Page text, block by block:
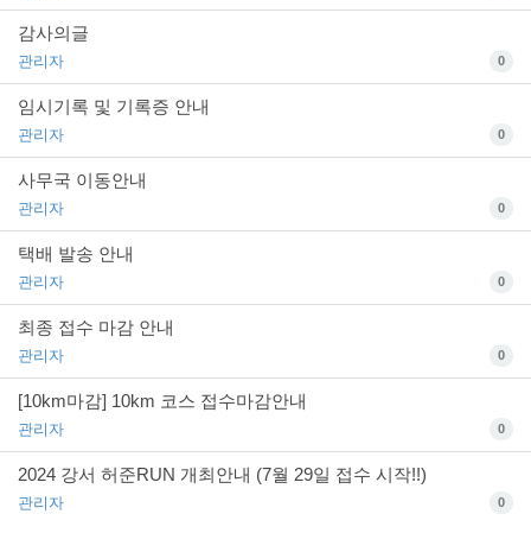
감사의글
관리자 0
임시기록 및 기록증 안내
관리자 0
사무국 이동안내
관리자 0
택배 발송 안내
관리자 0
최종 접수 마감 안내
관리자 0
[10km마감] 10km 코스 접수마감안내
관리자 0
2024 강서 허준RUN 개최안내 (7월 29일 접수 시작!!)
관리자 0